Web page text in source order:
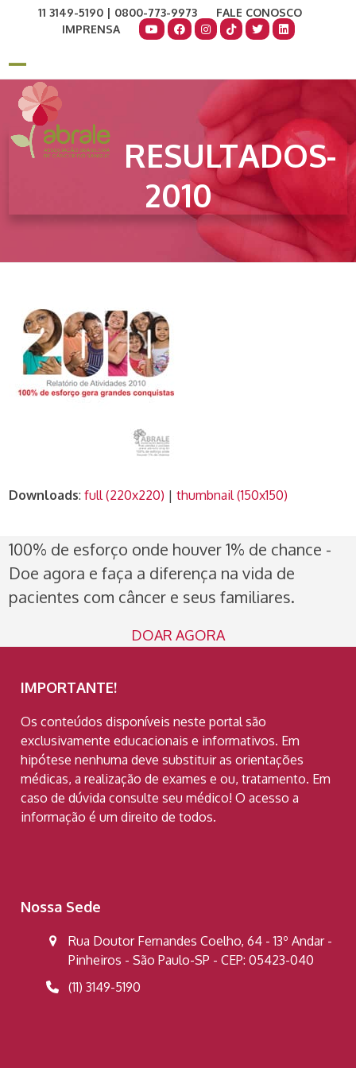
11 3149-5190 | 0800-773-9973
FALE CONOSCO
IMPRENSA
Open
mobile
menu
Close
mobile
menu
RESULTADOS-
2010
Downloads:full (220x220) |thumbnail (150x150)
100% de esforço onde houver 1% de chance -
Doe agora e faça a diferença na vida de
pacientes com câncer e seus familiares.
DOAR AGORA
IMPORTANTE!
Os conteúdos disponíveis neste portal são
exclusivamente educacionais e informativos. Em
hipótese nenhuma deve substituir as orientações
médicas, a realização de exames e ou, tratamento. Em
caso de dúvida consulte seu médico! O acesso a
informação é um direito de todos.
Nossa Sede
Rua Doutor Fernandes Coelho, 64 - 13º Andar -
Pinheiros - São Paulo-SP - CEP: 05423-040
(11) 3149-5190